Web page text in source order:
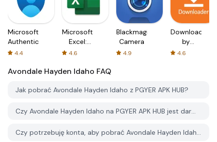
Microsoft
Authenticator
4.4
Microsoft
Excel:
Spreadsheets
4.6
Blackmagic
Camera
4.9
Downloader
by
AFTVnews
4.6
Avondale Hayden Idaho FAQ
Jak pobrać Avondale Hayden Idaho z PGYER APK HUB?
Czy Avondale Hayden Idaho na PGYER APK HUB jest darmowy do pobrania?
Czy potrzebuję konta, aby pobrać Avondale Hayden Idaho z PGYER APK HUB?